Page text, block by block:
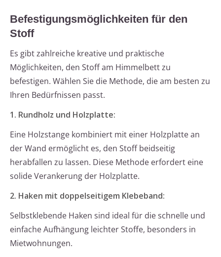
Befestigungsmöglichkeiten für den
Stoff
Es gibt zahlreiche kreative und praktische
Möglichkeiten, den Stoff am Himmelbett zu
befestigen. Wählen Sie die Methode, die am besten zu
Ihren Bedürfnissen passt.
1. Rundholz und Holzplatte:
Eine Holzstange kombiniert mit einer Holzplatte an
der Wand ermöglicht es, den Stoff beidseitig
herabfallen zu lassen. Diese Methode erfordert eine
solide Verankerung der Holzplatte.
2. Haken mit doppelseitigem Klebeband:
Selbstklebende Haken sind ideal für die schnelle und
einfache Aufhängung leichter Stoffe, besonders in
Mietwohnungen.